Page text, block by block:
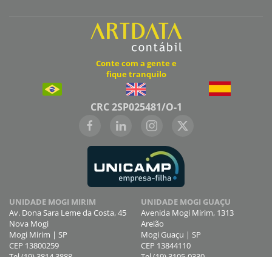
Conte com a gente e
fique tranquilo
CRC 2SP025481/O-1
UNIDADE MOGI MIRIM
Av. Dona Sara Leme da Costa, 45
Nova Mogi
Mogi Mirim | SP
CEP 13800259
UNIDADE MOGI GUAÇU
Avenida Mogi Mirim, 1313
Areião
Mogi Guaçu | SP
CEP 13844110